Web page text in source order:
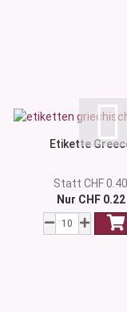
Etikette
Statt CHF
Nur CHF 0.22